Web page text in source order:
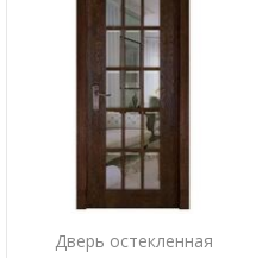
Дверь остекленная